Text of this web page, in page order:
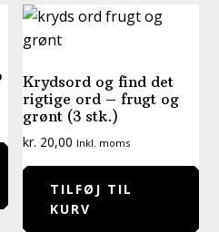
Krydsord og find det
rigtige ord – frugt og
grønt (3 stk.)
kr. 20,00 Inkl. moms
TILFØJ TIL
KURV